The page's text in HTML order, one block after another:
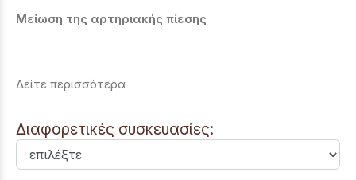
Μείωση της αρτηριακής πίεσης
Δείτε περισσότερα
Διαφορετικές συσκευασίες: